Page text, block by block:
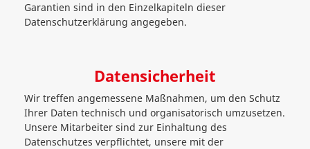
Garantien sind in den Einzelkapiteln dieser
Datenschutzerklärung angegeben.
Datensicherheit
Wir treffen angemessene Maßnahmen, um den Schutz
Ihrer Daten technisch und organisatorisch umzusetzen.
Unsere Mitarbeiter sind zur Einhaltung des
Datenschutzes verpflichtet, unsere mit der